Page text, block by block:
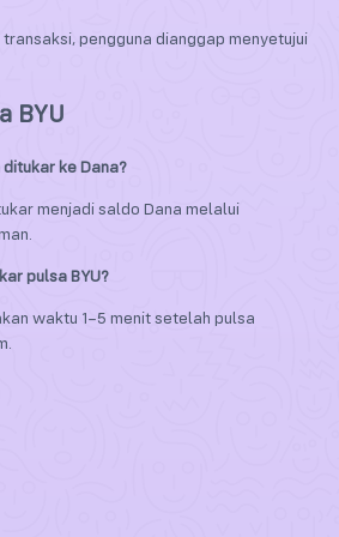
transaksi, pengguna dianggap menyetujui
BYU
ditukar ke Dana?
menjadi saldo Dana melalui
pulsa BYU?
waktu 1–5 menit setelah pulsa